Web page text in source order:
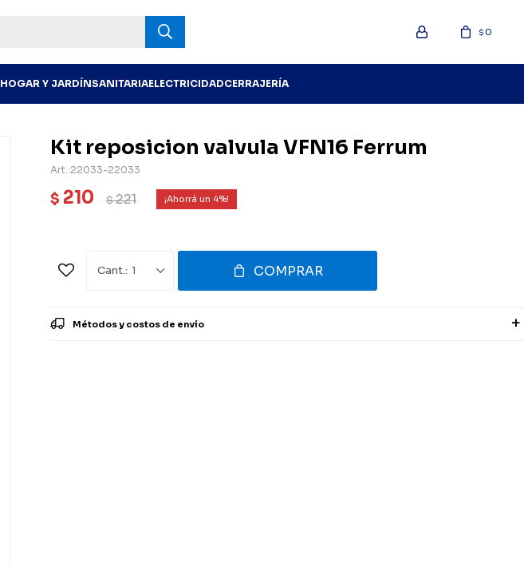
HOGAR Y JARDÍNSANITARIAELECTRICIDADCERRAJERÍA
$0
Kit reposicion valvula VFN16 Ferrum
22033-22033
$ 210 $221 4
1 COMPRAR
Métodos y costos de envío